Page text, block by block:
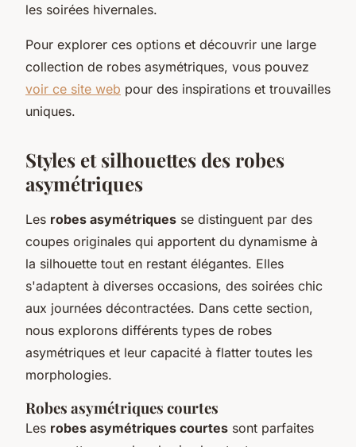
les soirées hivernales.
Pour explorer ces options et découvrir une large
collection de robes asymétriques, vous pouvez
voir ce site web pour des inspirations et trouvailles
uniques.
Styles et silhouettes des robes
asymétriques
Les robes asymétriques se distinguent par des
coupes originales qui apportent du dynamisme à
la silhouette tout en restant élégantes. Elles
s'adaptent à diverses occasions, des soirées chic
aux journées décontractées. Dans cette section,
nous explorons différents types de robes
asymétriques et leur capacité à flatter toutes les
morphologies.
Robes asymétriques courtes
Les robes asymétriques courtes sont parfaites